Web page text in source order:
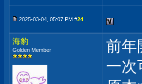
2025-03-04, 05:07 PM #24
海豹
Golden Member
前年
一次